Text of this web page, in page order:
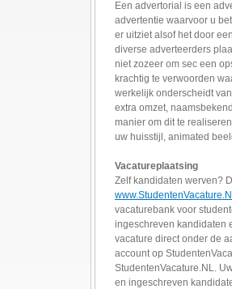
Een advertorial is een
advertentie waarvoor u
er uitziet alsof het door
diverse adverteerders
niet zozeer om sec een
krachtig te verwoorden
werkelijk onderscheidt
extra omzet,
manier om dit te
uw huisstijl, animated
Vacatureplaatsing
Zelf kandidaten werven?
vacaturebank voor
ingeschreven kandidaten
vacature direct onder de
account op
StudentenVacature.NL.
en ingeschreven